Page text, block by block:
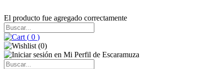
El producto fue agregado correctamente
( 0 )
(0)